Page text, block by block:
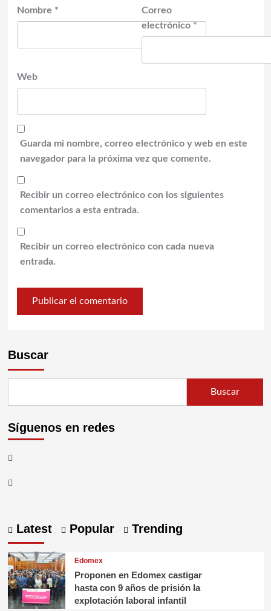
Nombre *
Correo
electrónico *
Web
Guarda mi nombre, correo electrónico y web en este
navegador para la próxima vez que comente.
Recibir un correo electrónico con los siguientes
comentarios a esta entrada.
Recibir un correo electrónico con cada nueva
entrada.
Buscar
Buscar
Síguenos en redes
Latest Popular Trending
Edomex
Proponen en Edomex castigar
hasta con 9 años de prisión la
explotación laboral infantil